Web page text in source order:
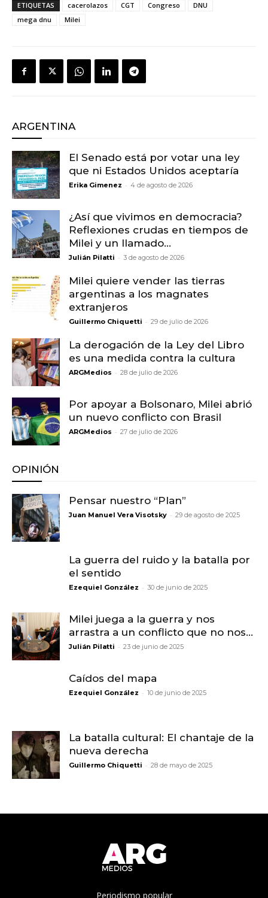
ETIQUETAS cacerolazos CGT Congreso
DNU
mega dnu
Milei
ARGENTINA
El Senado está por votar una ley
que ni Estados Unidos aceptaría
Erika Gimenez - 4 de agosto de 2026
¿Así que vivimos en democracia?
Reflexiones crudas en tiempos de
Milei y un llamado...
Julián Pilatti - 3 de agosto de 2026
Milei quiere vender las tierras
argentinas a los magnates
extranjeros
Guillermo Chiquetti - 29 de julio de 2026
La derogación de la Ley del Libro
es una medida contra la cultura
ARGMedios - 28 de julio de 2026
Por apoyar a Bolsonaro, Milei abrió
un nuevo conflicto con Brasil
ARGMedios - 27 de julio de 2026
OPINIÓN
Pensar nuestro “Plan”
Juan Manuel Vera Visotsky - 29 de agosto de 2025
La guerra del ruido y la batalla por
el sentido
Ezequiel González - 30 de junio de 2025
Milei juega a la guerra y nos
arrastra a un conflicto que no nos...
Julián Pilatti - 23 de junio de 2025
Caídos del mapa
Ezequiel González - 10 de junio de 2025
La batalla cultural: El chantaje de la
nueva derecha
Guillermo Chiquetti - 28 de mayo de 2025
Periodismo popular